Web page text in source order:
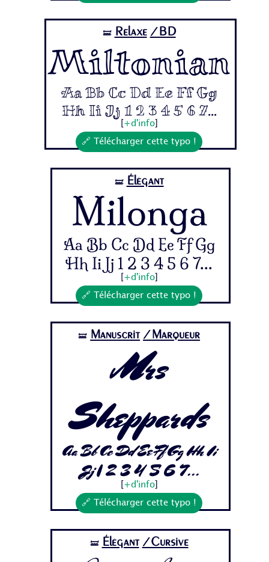
🝛 Relaxe /BD
Miltonian
Aa Bb Cc Dd Ee Ff Gg
Hh Ii Jj 1 2 3 4 5 6 7...
+d'info]
🔗 Télécharger cette typo !
🝛 Élégant
Milonga
Aa Bb Cc Dd Ee Ff Gg
Hh Ii Jj 1 2 3 4 5 6 7...
+d'info]
🔗 Télécharger cette typo !
🝛 Manuscrit /Marqueur
Mrs
Sheppards
Aa Bb Cc Dd Ee Ff Gg Hh Ii
Jj 1 2 3 4 5 6 7...
+d'info]
🔗 Télécharger cette typo !
🝛 Élégant /Cursive